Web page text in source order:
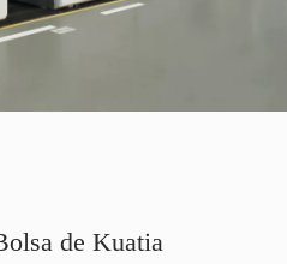
de Kuatia